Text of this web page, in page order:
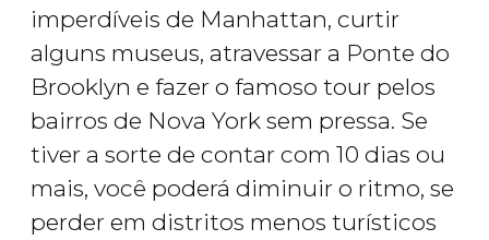
imperdíveis de Manhattan, curtir
alguns museus, atravessar a Ponte do
Brooklyn e fazer o famoso tour pelos
bairros de Nova York sem pressa. Se
tiver a sorte de contar com 10 dias ou
mais, você poderá diminuir o ritmo, se
perder em distritos menos turísticos